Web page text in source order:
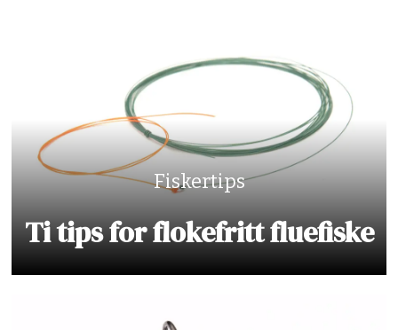
Fiskertips
Ti tips for flokefritt fluefiske